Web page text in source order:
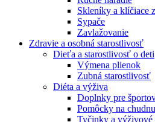
Skleníky a klíčiace
Sypače
Zavlažovanie
Zdravie a osobná starostlivosť
Dieťa a starostlivosť o deti
Výmena plienok
Zubná starostlivosť
Diéta a výživa
Doplnky pre
Pomôcky na
Tyčinky a výživové